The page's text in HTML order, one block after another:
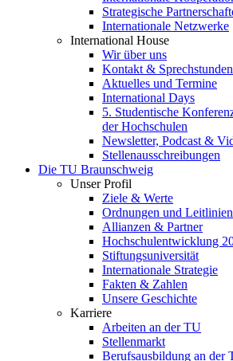
Strategische
Internationale Netzwerke
International House
Wir über uns
Kontakt & Sprechstunden
Aktuelles und Termine
International Days
5. Studentische
der Hochschulen
Newsletter, Podcast &
Stellenausschreibungen
Die TU Braunschweig
Unser Profil
Ziele & Werte
Ordnungen und Leitlinien
Allianzen & Partner
Hochschulentwicklung
Stiftungsuniversität
Internationale Strategie
Fakten & Zahlen
Unsere Geschichte
Karriere
Arbeiten an der TU
Stellenmarkt
Berufsausbildung an der